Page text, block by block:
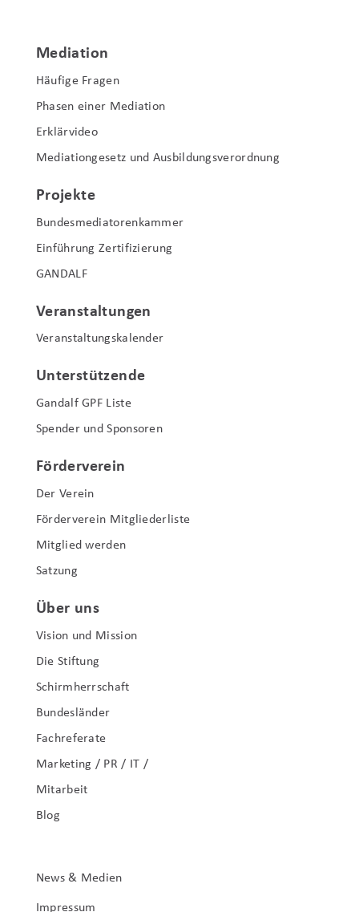
Mediation
Häufige Fragen
Phasen einer Mediation
Erklärvideo
Mediationgesetz und Ausbildungsverordnung
Projekte
Bundesmediatorenkammer
Einführung Zertifizierung
GANDALF
Veranstaltungen
Veranstaltungskalender
Unterstützende
Gandalf GPF Liste
Spender und Sponsoren
Förderverein
Der Verein
Förderverein Mitgliederliste
Mitglied werden
Satzung
Über uns
Vision und Mission
Die Stiftung
Schirmherrschaft
Bundesländer
Fachreferate
Marketing / PR / IT /
Mitarbeit
Blog
News & Medien
Impressum